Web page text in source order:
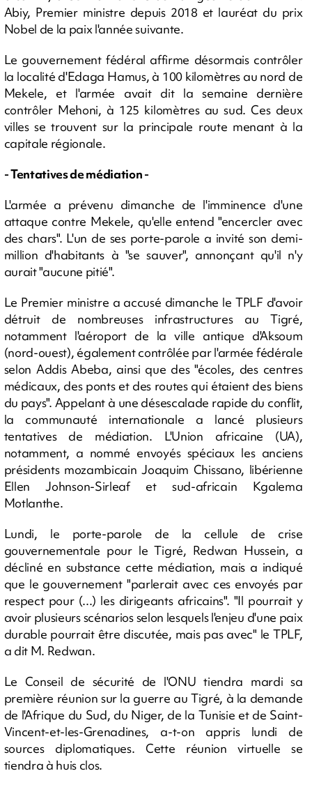
Abiy, Premier ministre depuis 2018 et lauréat du prix
Nobel de la paix l'année suivante.
Le gouvernement fédéral affirme désormais contrôler
la localité d'Edaga Hamus, à 100 kilomètres au nord de
Mekele, et l'armée avait dit la semaine dernière
contrôler Mehoni, à 125 kilomètres au sud. Ces deux
villes se trouvent sur la principale route menant à la
capitale régionale.
- Tentatives de médiation -
L'armée a prévenu dimanche de l'imminence d'une
attaque contre Mekele, qu'elle entend "encercler avec
des chars". L'un de ses porte-parole a invité son demi-
million d'habitants à "se sauver", annonçant qu'il n'y
aurait "aucune pitié".
Le Premier ministre a accusé dimanche le TPLF d'avoir
détruit de nombreuses infrastructures au Tigré,
notamment l'aéroport de la ville antique d'Aksoum
(nord-ouest), également contrôlée par l'armée fédérale
selon Addis Abeba, ainsi que des "écoles, des centres
médicaux, des ponts et des routes qui étaient des biens
du pays". Appelant à une désescalade rapide du conflit,
la communauté internationale a lancé plusieurs
tentatives de médiation. L'Union africaine (UA),
notamment, a nommé envoyés spéciaux les anciens
présidents mozambicain Joaquim Chissano, libérienne
Ellen Johnson-Sirleaf et sud-africain Kgalema
Motlanthe.
Lundi, le porte-parole de la cellule de crise
gouvernementale pour le Tigré, Redwan Hussein, a
décliné en substance cette médiation, mais a indiqué
que le gouvernement "parlerait avec ces envoyés par
respect pour (...) les dirigeants africains". "Il pourrait y
avoir plusieurs scénarios selon lesquels l'enjeu d'une paix
durable pourrait être discutée, mais pas avec" le TPLF,
a dit M. Redwan.
Le Conseil de sécurité de l'ONU tiendra mardi sa
première réunion sur la guerre au Tigré, à la demande
de l'Afrique du Sud, du Niger, de la Tunisie et de Saint-
Vincent-et-les-Grenadines, a-t-on appris lundi de
sources diplomatiques. Cette réunion virtuelle se
tiendra à huis clos.